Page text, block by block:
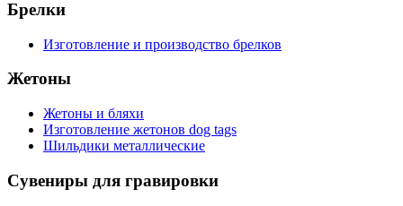
Брелки
Изготовление и производство брелков
Жетоны
Жетоны и бляхи
Изготовление жетонов dog tags
Шильдики металлические
Сувениры для гравировки